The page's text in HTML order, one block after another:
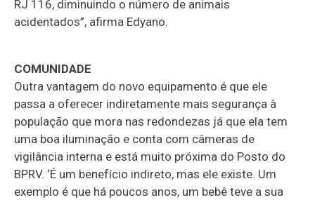
RJ 116, diminuindo o número de animais
acidentados”, afirma Edyano.
COMUNIDADE
Outra vantagem do novo equipamento é que ele
passa a oferecer indiretamente mais segurança à
população que mora nas redondezas já que ela tem
uma boa iluminação e conta com câmeras de
vigilância interna e está muito próxima do Posto do
BPRV. ‘É um benefício indireto, mas ele existe. Um
exemplo é que há poucos anos, um bebê teve a sua